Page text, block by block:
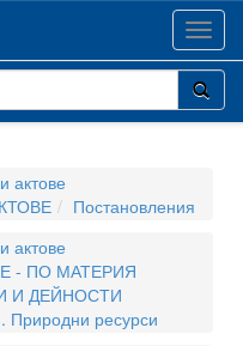
актове
Постановления
актове
- ПО МАТЕРИЯ
И ДЕЙНОСТИ
Природни ресурси